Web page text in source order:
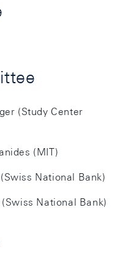
(Study Center
(MIT)
National Bank)
National Bank)